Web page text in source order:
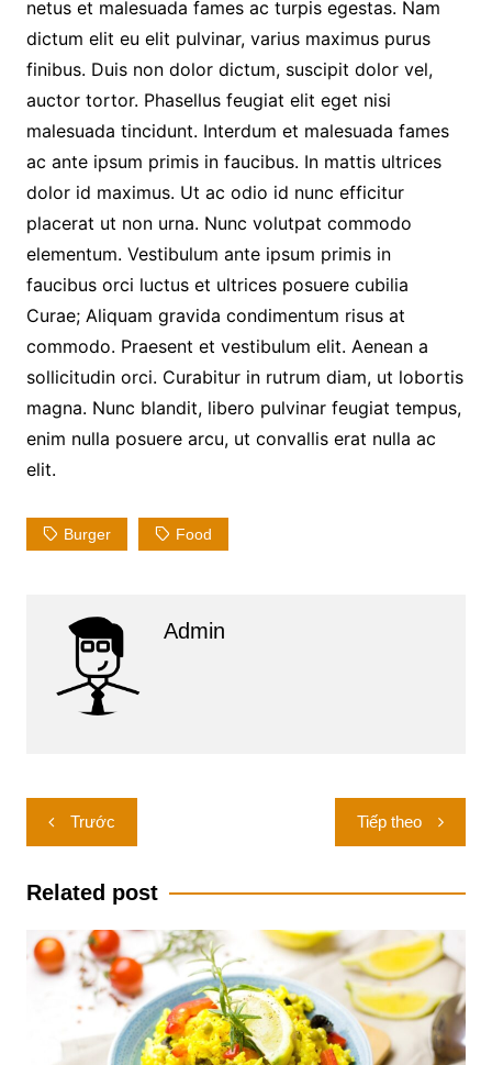
netus et malesuada fames ac turpis egestas. Nam
dictum elit eu elit pulvinar, varius maximus purus
finibus. Duis non dolor dictum, suscipit dolor vel,
auctor tortor. Phasellus feugiat elit eget nisi
malesuada tincidunt. Interdum et malesuada fames
ac ante ipsum primis in faucibus. In mattis ultrices
dolor id maximus. Ut ac odio id nunc efficitur
placerat ut non urna. Nunc volutpat commodo
elementum. Vestibulum ante ipsum primis in
faucibus orci luctus et ultrices posuere cubilia
Curae; Aliquam gravida condimentum risus at
commodo. Praesent et vestibulum elit. Aenean a
sollicitudin orci. Curabitur in rutrum diam, ut lobortis
magna. Nunc blandit, libero pulvinar feugiat tempus,
enim nulla posuere arcu, ut convallis erat nulla ac
elit.
Burger Food
Admin
Điều
hướng
bài
Trước Tiếp theo
Related post